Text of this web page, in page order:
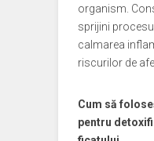
organism.
sprijini
calmarea
riscurilor de
Cum să
pentru